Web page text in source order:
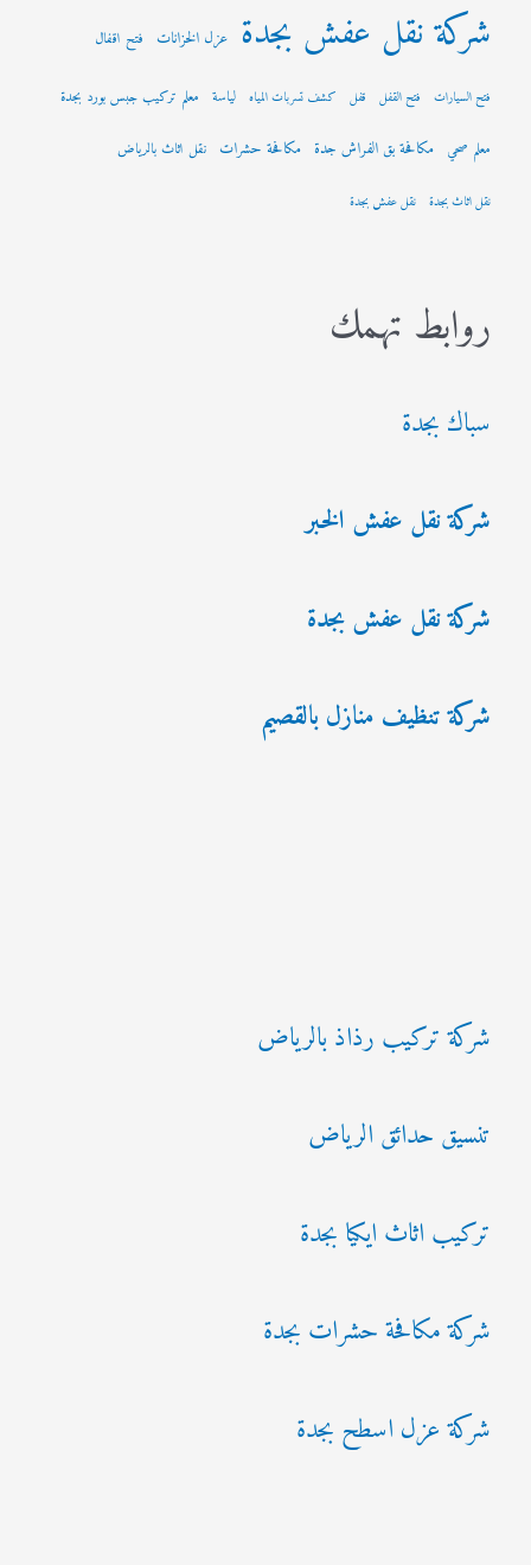
شركة نقل عفش بجدة عزل الخزانات فتح اقفال
فتح السيارات فتح القفل قفل كشف تسربات المياه لياسة معلم تركيب جبس بورد بجدة
معلم صحي مكافحة بق الفراش جدة مكافحة حشرات نقل اثاث بالرياض
نقل اثاث بجدة نقل عفش بجدة
روابط تهمك
سباك بجدة
شركة نقل عفش الخبر
شركة نقل عفش بجدة
شركة تنظيف منازل بالقصيم
شركة تركيب رذاذ بالرياض
تنسيق حدائق الرياض
تركيب اثاث ايكيا بجدة
شركة مكافحة حشرات بجدة
شركة عزل اسطح بجدة